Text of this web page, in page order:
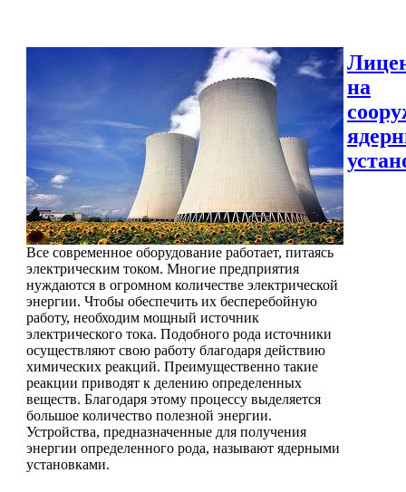
Все современное оборудование работает, питаясь
электрическим током. Многие предприятия
нуждаются в огромном количестве электрической
энергии. Чтобы обеспечить их бесперебойную
работу, необходим мощный источник
электрического тока. Подобного рода источники
осуществляют свою работу благодаря действию
химических реакций. Преимущественно такие
реакции приводят к делению определенных
веществ. Благодаря этому процессу выделяется
большое количество полезной энергии.
Устройства, предназначенные для получения
энергии определенного рода, называют ядерными
установками.
на